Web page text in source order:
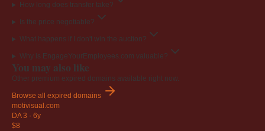
How long does transfer take?
Is the price negotiable?
What happens if I don't win the auction?
Why is EngageYourEmployees.com valuable?
You may also like
Other premium expired domains available right now.
Browse all expired domains
motivisual .com
DA 3 · 6y
$8